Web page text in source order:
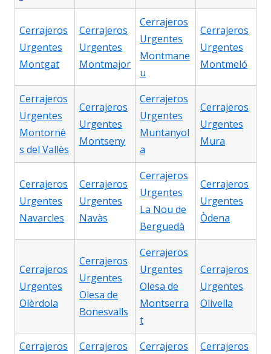
Cerrajeros
Urgentes
Montgat
Cerrajeros
Urgentes
Montmajor
Cerrajeros
Urgentes
Montmane
u
Cerrajeros
Urgentes
Montmeló
Cerrajeros
Urgentes
Montornè
s del Vallès
Cerrajeros
Urgentes
Montseny
Cerrajeros
Urgentes
Muntanyol
a
Cerrajeros
Urgentes
Mura
Cerrajeros
Urgentes
Navarcles
Cerrajeros
Urgentes
Navàs
Cerrajeros
Urgentes
La Nou de
Berguedà
Cerrajeros
Urgentes
Òdena
Cerrajeros
Urgentes
Olèrdola
Cerrajeros
Urgentes
Olesa de
Bonesvalls
Cerrajeros
Urgentes
Olesa de
Montserra
t
Cerrajeros
Urgentes
Olivella
Cerrajeros
Cerrajeros
Cerrajeros
Cerrajeros